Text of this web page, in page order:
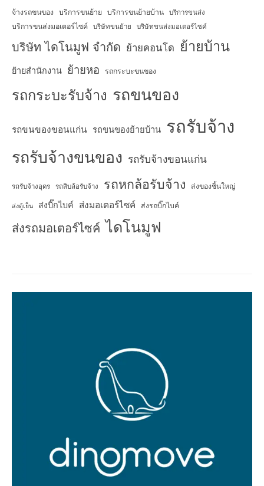
จ้างรถขนของ บริการขนย้าย บริการขนย้ายบ้าน บริการขนส่ง
บริการขนส่งมอเตอร์ไซค์ บริษัทขนย้าย บริษัทขนส่งมอเตอร์ไซค์
บริษัท ไดโนมูฟ จำกัด ย้ายคอนโด ย้ายบ้าน
ย้ายสำนักงาน ย้ายหอ รถกระบะขนของ
รถกระบะรับจ้าง รถขนของ
รถขนของขอนแก่น รถขนของย้ายบ้าน รถรับจ้าง
รถรับจ้างขนของ รถรับจ้างขอนแก่น
รถรับจ้างอุดร รถสิบล้อรับจ้าง รถหกล้อรับจ้าง ส่งของชิ้นใหญ่
ส่งตู้เย็น ส่งบิ๊กไบค์ ส่งมอเตอร์ไซค์ ส่งรถบิ๊กไบค์
ส่งรถมอเตอร์ไซค์ ไดโนมูฟ